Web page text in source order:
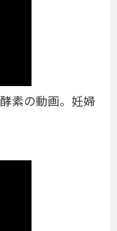
素の動画。妊婦